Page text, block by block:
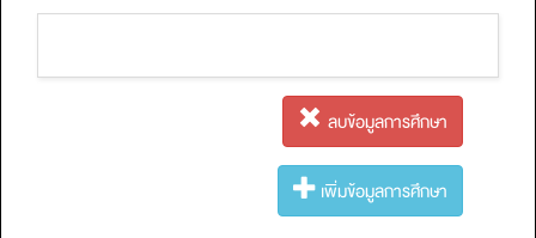
ลบข้อมูลการศึกษา
เพิ่มข้อมูลการศึกษา